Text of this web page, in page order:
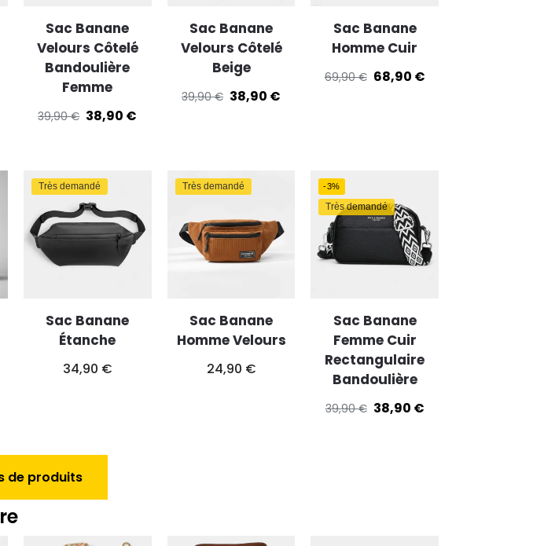
Sac Banane
Velours Côtelé
Bandoulière
Femme
39,90€ 38,90 €
Sac Banane
Velours Côtelé
Beige
39,90€ 38,90 €
Sac Banane
Homme Cuir
69,90€ 68,90 €
Très demandé
Sac Banane
Étanche
34,90 €
Très demandé
Sac Banane
Homme Velours
24,90 €
-3%
Très demandé
Sac Banane
Femme Cuir
Rectangulaire
Bandoulière
39,90€ 38,90 €
de produits